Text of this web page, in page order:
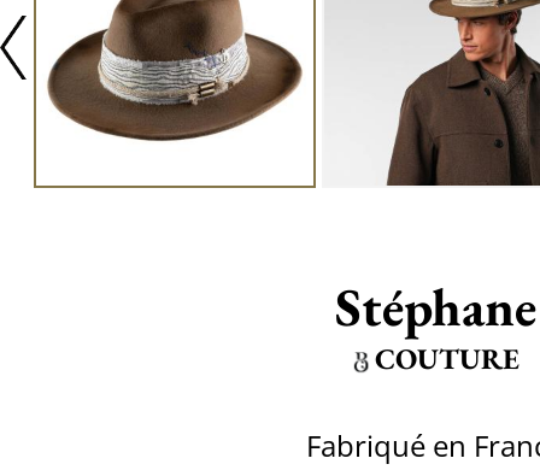
Stéphane
COUTURE
Fabriqué en